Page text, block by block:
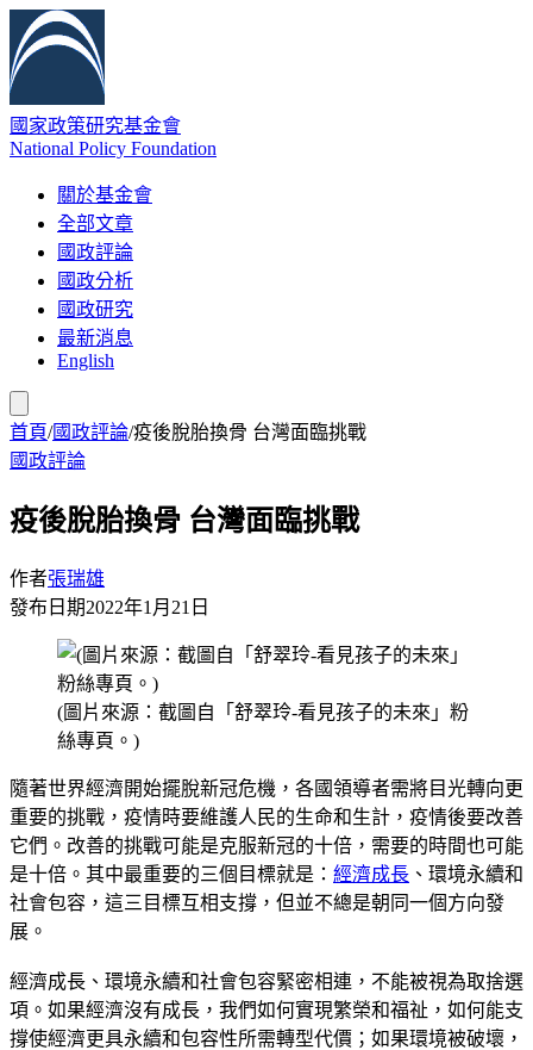
國家政策研究基金會
National Policy Foundation
關於基金會
全部文章
國政評論
國政分析
國政研究
最新消息
English
首頁/國政評論/疫後脫胎換骨 台灣面臨挑戰
國政評論
疫後脫胎換骨 台灣面臨挑戰
作者張瑞雄
發布日期2022年1月21日
(圖片來源：截圖自「舒翠玲-看見孩子的未來」粉
絲專頁。)
隨著世界經濟開始擺脫新冠危機，各國領導者需將目光轉向更
重要的挑戰，疫情時要維護人民的生命和生計，疫情後要改善
它們。改善的挑戰可能是克服新冠的十倍，需要的時間也可能
是十倍。其中最重要的三個目標就是： 經濟成長 、環境永續和
社會包容，這三目標互相支撐，但並不總是朝同一個方向發
展。
經濟成長、環境永續和社會包容緊密相連，不能被視為取捨選
項。如果經濟沒有成長，我們如何實現繁榮和福祉，如何能支
撐使經濟更具永續和包容性所需轉型代價；如果環境被破壞，